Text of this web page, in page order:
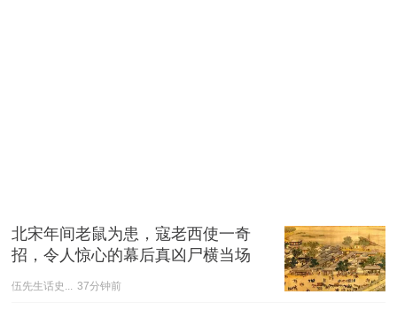
北宋年间老鼠为患，寇老西使一奇
招，令人惊心的幕后真凶尸横当场
伍先生话史... 37分钟前